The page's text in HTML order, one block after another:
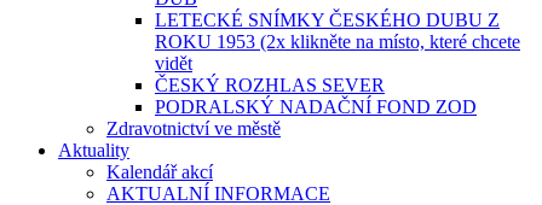
LETECKÉ SNÍMKY ČESKÉHO DUBU Z
ROKU 1953 (2x klikněte na místo, které chcete
vidět
ČESKÝ ROZHLAS SEVER
PODRALSKÝ NADAČNÍ FOND ZOD
Zdravotnictví ve městě
Aktuality
Kalendář akcí
AKTUALNÍ INFORMACE